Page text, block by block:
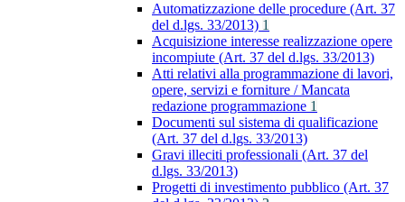
Automatizzazione delle procedure (Art. 37
del d.lgs. 33/2013) 1
Acquisizione interesse realizzazione opere
incompiute (Art. 37 del d.lgs. 33/2013)
Atti relativi alla programmazione di lavori,
opere, servizi e forniture / Mancata
redazione programmazione 1
Documenti sul sistema di qualificazione
(Art. 37 del d.lgs. 33/2013)
Gravi illeciti professionali (Art. 37 del
d.lgs. 33/2013)
Progetti di investimento pubblico (Art. 37